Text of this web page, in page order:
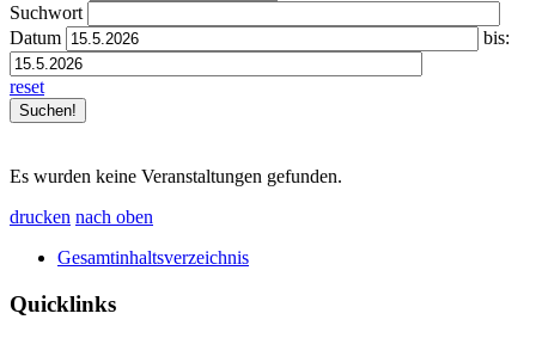
Suchwort
Datum
bis:
reset
Es wurden keine Veranstaltungen gefunden.
drucken nach oben
Gesamtinhaltsverzeichnis
Quicklinks